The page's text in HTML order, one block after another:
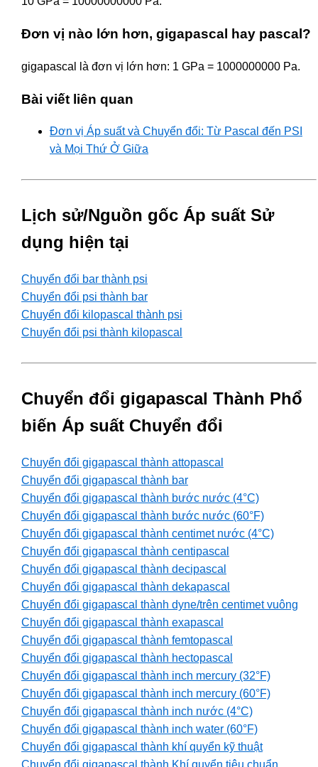
Đơn vị nào lớn hơn, gigapascal hay pascal?
gigapascal là đơn vị lớn hơn: 1 GPa = 1000000000 Pa.
Bài viết liên quan
Đơn vị Áp suất và Chuyển đổi: Từ Pascal đến PSI
và Mọi Thứ Ở Giữa
Lịch sử/Nguồn gốc Áp suất Sử
dụng hiện tại
Chuyển đổi bar thành psi
Chuyển đổi psi thành bar
Chuyển đổi kilopascal thành psi
Chuyển đổi psi thành kilopascal
Chuyển đổi gigapascal Thành Phổ
biến Áp suất Chuyển đổi
Chuyển đổi gigapascal thành attopascal
Chuyển đổi gigapascal thành bar
Chuyển đổi gigapascal thành bước nước (4°C)
Chuyển đổi gigapascal thành bước nước (60°F)
Chuyển đổi gigapascal thành centimet nước (4°C)
Chuyển đổi gigapascal thành centipascal
Chuyển đổi gigapascal thành decipascal
Chuyển đổi gigapascal thành dekapascal
Chuyển đổi gigapascal thành dyne/trên centimet vuông
Chuyển đổi gigapascal thành exapascal
Chuyển đổi gigapascal thành femtopascal
Chuyển đổi gigapascal thành hectopascal
Chuyển đổi gigapascal thành inch mercury (32°F)
Chuyển đổi gigapascal thành inch mercury (60°F)
Chuyển đổi gigapascal thành inch nước (4°C)
Chuyển đổi gigapascal thành inch water (60°F)
Chuyển đổi gigapascal thành khí quyển kỹ thuật